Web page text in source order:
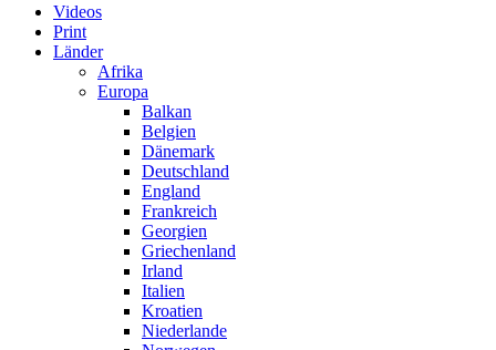
Videos
Print
Länder
Afrika
Europa
Balkan
Belgien
Dänemark
Deutschland
England
Frankreich
Georgien
Griechenland
Irland
Italien
Kroatien
Niederlande